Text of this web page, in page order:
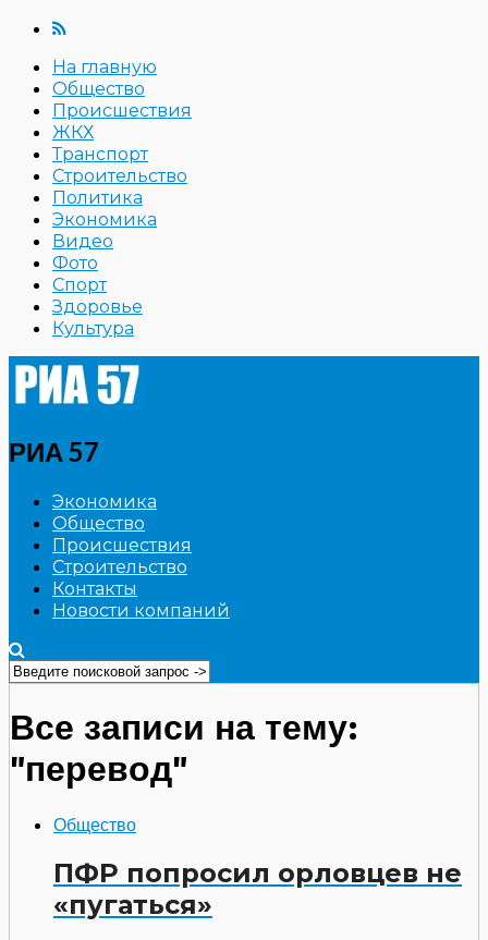
На главную
Общество
Происшествия
ЖКХ
Транспорт
Строительство
Политика
Экономика
Видео
Фото
Спорт
Здоровье
Культура
РИА 57
Экономика
Общество
Происшествия
Строительство
Контакты
Новости компаний
Все записи на тему:
"перевод"
Общество
ПФР попросил орловцев не
«пугаться»